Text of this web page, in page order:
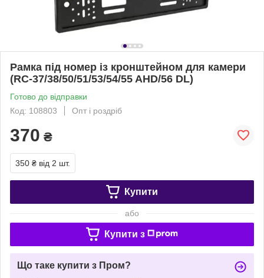
Рамка під номер із кронштейном для камери
(RC-37/38/50/51/53/54/55 AHD/56 DL)
Готово до відправки
Код: 108803
Опт і роздріб
370 ₴
350 ₴ від 2 шт.
Купити
або
Купити з
Що таке купити з Пром?